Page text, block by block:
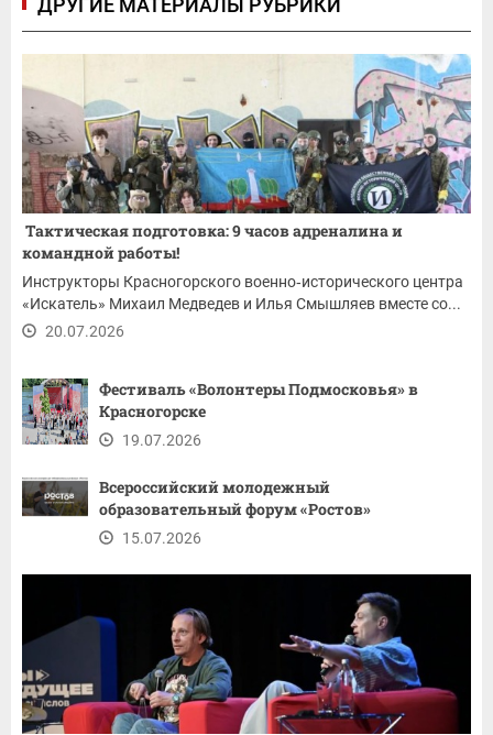
Тактическая подготовка: 9 часов адреналина и
командной работы!
Инструкторы Красногорского военно‑исторического центра
«Искатель» Михаил Медведев и Илья Смышляев вместе со...
20.07.2026
Фестиваль «Волонтеры Подмосковья» в
Красногорске
19.07.2026
Всероссийский молодежный
образовательный форум «Ростов»
15.07.2026